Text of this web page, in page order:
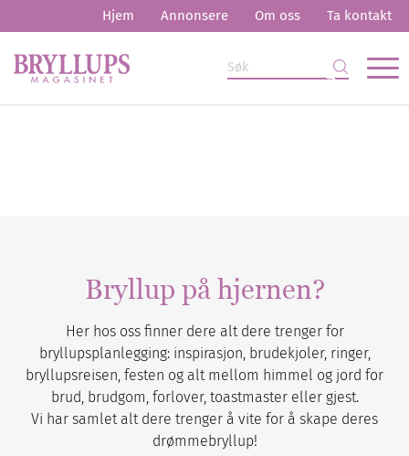
Hjem Annonsere Om oss Ta kontakt
Bryllup på hjernen?
Her hos oss finner dere alt dere trenger for
bryllupsplanlegging: inspirasjon, brudekjoler, ringer,
bryllupsreisen, festen og alt mellom himmel og jord for
brud, brudgom, forlover, toastmaster eller gjest.
Vi har samlet alt dere trenger å vite for å skape deres
drømmebryllup!